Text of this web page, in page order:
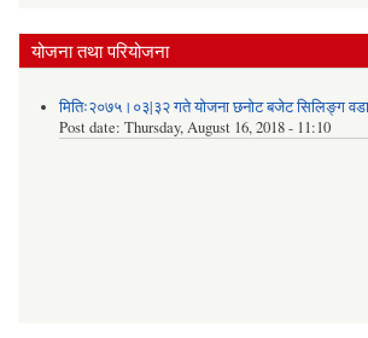
योजना तथा परियोजना
मितिः२०७५।०३|३२ गते योजना छनोट बजेट सिलिङ्ग
Post date: Thursday, August 16, 2018 - 11:10